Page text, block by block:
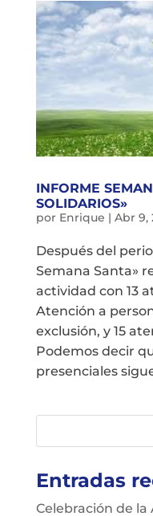
INFORME
SOLIDARIOS»
por Enrique | Abr 9,
Después del
Semana Santa»
actividad con 13
Atención a
exclusión, y 15
Podemos decir
presenciales
Entradas
Celebración de la